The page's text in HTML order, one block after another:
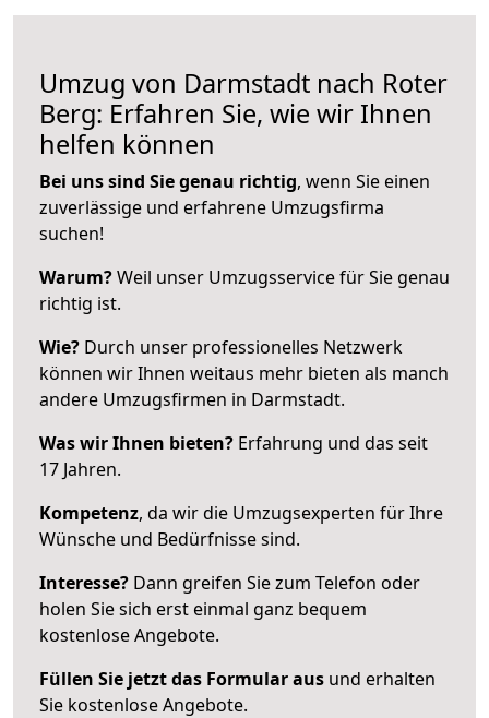
Umzug von Darmstadt nach Roter
Berg: Erfahren Sie, wie wir Ihnen
helfen können
Bei uns sind Sie genau richtig, wenn Sie einen
zuverlässige und erfahrene Umzugsfirma
suchen!
Warum?Weil unser Umzugsservice für Sie genau
richtig ist.
Wie? Durch unser professionelles Netzwerk
können wir Ihnen weitaus mehr bieten als manch
andere Umzugsfirmen in Darmstadt.
Was wir Ihnen bieten? Erfahrung und das seit
17 Jahren.
Kompetenz, da wir die Umzugsexperten für Ihre
Wünsche und Bedürfnisse sind.
Interesse? Dann greifen Sie zum Telefon oder
holen Sie sich erst einmal ganz bequem
kostenlose Angebote.
Füllen Sie jetzt das Formular aus und erhalten
Sie kostenlose Angebote.